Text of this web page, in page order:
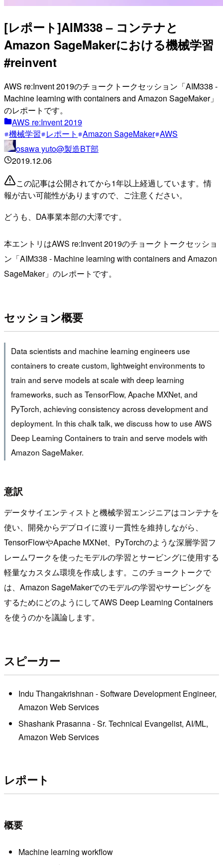
[レポート]AIM338 – コンテナと
Amazon SageMakerにおける機械学習
#reinvent
AWS re:Invent 2019のチョークトークセッション「AIM338 -
Machine learning with containers and Amazon SageMaker」
のレポートです。
AWS re:Invent 2019
機械学習 レポート Amazon SageMaker AWS
osawa yuto@製造BT部
2019.12.06
この記事は公開されてから1年以上経過しています。情
報が古い可能性がありますので、ご注意ください。
どうも、DA事業本部の大澤です。
本エントリはAWS re:Invent 2019のチョークトークセッショ
ン「AIM338 - Machine learning with containers and Amazon
SageMaker」のレポートです。
セッション概要
Data scientists and machine learning engineers use
containers to create custom, lightweight environments to
train and serve models at scale with deep learning
frameworks, such as TensorFlow, Apache MXNet, and
PyTorch, achieving consistency across development and
deployment. In this chalk talk, we discuss how to use AWS
Deep Learning Containers to train and serve models with
Amazon SageMaker.
意訳
データサイエンティストと機械学習エンジニアはコンテナを
使い、開発からデプロイに渡り一貫性を維持しながら、
TensorFlowやApache MXNet、PyTorchのような深層学習フ
レームワークを使ったモデルの学習とサービングに使用する
軽量なカスタム環境を作成します。このチョークトークで
は、Amazon SageMakerでのモデルの学習やサービングを
するためにどのようにしてAWS Deep Learning Containers
を使うのかを議論します。
スピーカー
Indu Thangakrishnan - Software Development Engineer,
Amazon Web Services
Shashank Prasanna - Sr. Technical Evangelist, AI/ML,
Amazon Web Services
レポート
概要
Machine learning workflow